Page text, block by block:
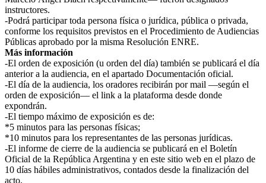
instructores.
-Podrá participar toda persona física o jurídica, pública o privada,
conforme los requisitos previstos en el Procedimiento de Audiencias
Públicas aprobado por la misma Resolución ENRE.
Más información
-El orden de exposición (u orden del día) también se publicará el día
anterior a la audiencia, en el apartado Documentación oficial.
-El día de la audiencia, los oradores recibirán por mail —según el
orden de exposición— el link a la plataforma desde donde
expondrán.
-El tiempo máximo de exposición es de:
*5 minutos para las personas físicas;
*10 minutos para los representantes de las personas jurídicas.
-El informe de cierre de la audiencia se publicará en el Boletín
Oficial de la República Argentina y en este sitio web en el plazo de
10 días hábiles administrativos, contados desde la finalización del
acto.